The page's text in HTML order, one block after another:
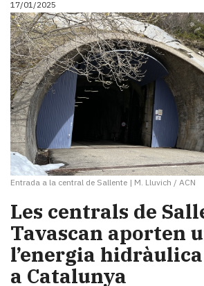
i
turisme
Cultura
Esports
Mai
tant!
TV
i
mitjans
El
temps
Reportatges
Enquestes
A
escena!
Dis
la
17/01/2025
Entrada a la central de Sallente | M. Lluvich / ACN
Les centrals de
Tavascan aporten
l’energia hidràulica
a Catalunya